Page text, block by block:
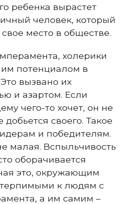
ребенка вырастет
человек, который
место в обществе.
холерики
потенциалом в
вызвано их
и азартом. Если
чего-то хочет, он не
добьется своего. Такое
и победителям.
малая. Вспыльчивость
оборачивается
это, окружающим
к людям с
а им самим –